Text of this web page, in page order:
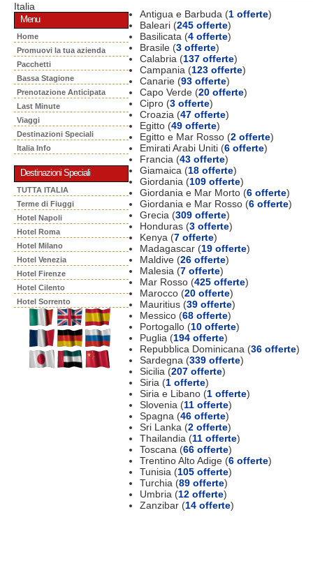
Italia
Menu
Home
Promuovi la tua azienda
Pacchetti
Bassa Stagione
Prenotazione Anticipata
Last Minute
Viaggi
Destinazioni Speciali
Italia Info
Destinazioni Speciali
TUTTA ITALIA
Terme di Fiuggi
Hotel Napoli
Hotel Roma
Hotel Milano
Hotel Venezia
Hotel Firenze
Hotel Cilento
Hotel Sorrento
Antigua e Barbuda (1 offerte)
Baleari (245 offerte)
Basilicata (4 offerte)
Brasile (3 offerte)
Calabria (137 offerte)
Campania (123 offerte)
Canarie (93 offerte)
Capo Verde (20 offerte)
Cipro (3 offerte)
Croazia (47 offerte)
Egitto (49 offerte)
Egitto e Mar Rosso (2 offerte)
Emirati Arabi Uniti (6 offerte)
Francia (43 offerte)
Giamaica (18 offerte)
Giordania (109 offerte)
Giordania e Mar Morto (6 offerte)
Giordania e Mar Rosso (6 offerte)
Grecia (309 offerte)
Honduras (3 offerte)
Kenya (7 offerte)
Madagascar (19 offerte)
Maldive (26 offerte)
Malesia (7 offerte)
Mar Rosso (425 offerte)
Marocco (20 offerte)
Mauritius (39 offerte)
Messico (68 offerte)
Portogallo (10 offerte)
Puglia (194 offerte)
Repubblica Dominicana (36 offerte)
Sardegna (339 offerte)
Sicilia (207 offerte)
Siria (1 offerte)
Siria e Libano (1 offerte)
Slovenia (11 offerte)
Spagna (46 offerte)
Sri Lanka (2 offerte)
Thailandia (11 offerte)
Toscana (66 offerte)
Trentino Alto Adige (6 offerte)
Tunisia (105 offerte)
Turchia (89 offerte)
Umbria (12 offerte)
Zanzibar (14 offerte)